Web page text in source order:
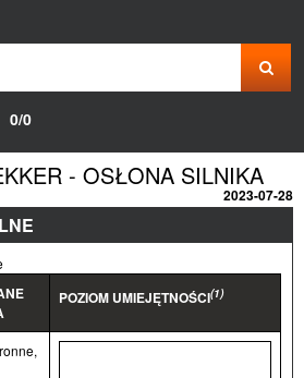
0/0
- OSŁONA SILNIKA
2023-07-28
POZIOM UMIEJĘTNOŚCI(1)